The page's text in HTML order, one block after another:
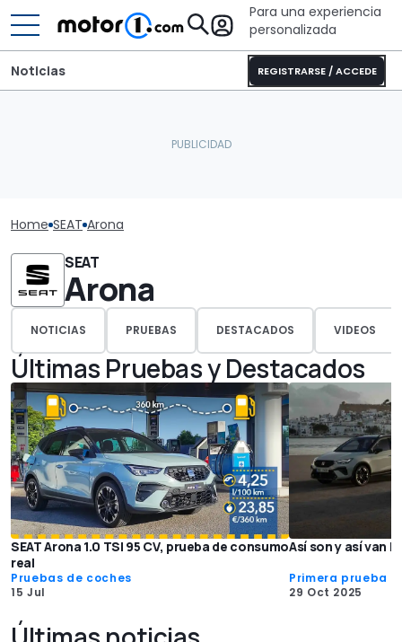
Para una experiencia
personalizada
REGISTRARSE / ACCEDE
Noticias
Home SEAT Arona
SEAT
Arona
NOTICIAS PRUEBAS DESTACADOS VIDEOS
Últimas Pruebas y Destacados
SEAT Arona 1.0 TSI 95 CV, prueba de consumo
real
Pruebas de coches
15 Jul
Así son y así van
Primera prueba
29 Oct 2025